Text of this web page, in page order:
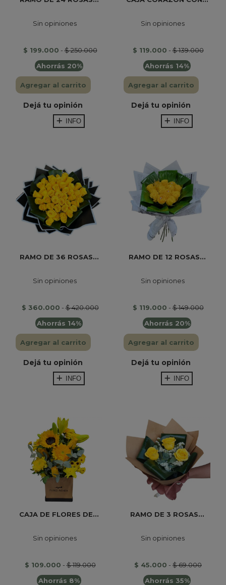
Sin opiniones
$ 199.000 -$ 250.000
Ahorrás 20%
Agregar al carrito
Dejá tu opinión
INFO
Sin opiniones
$ 119.000 -$ 139.000
Ahorrás 14%
Agregar al carrito
Dejá tu opinión
INFO
RAMO DE 36 ROSAS...
Sin opiniones
$ 360.000 -$ 420.000
Ahorrás 14%
Agregar al carrito
Dejá tu opinión
INFO
RAMO DE 12 ROSAS...
Sin opiniones
$ 119.000 -$ 149.000
Ahorrás 20%
Agregar al carrito
Dejá tu opinión
INFO
CAJA DE FLORES DE...
Sin opiniones
$ 109.000 -$ 119.000
Ahorrás 8%
RAMO DE 3 ROSAS...
Sin opiniones
$ 45.000 - $ 69.000
Ahorrás 35%